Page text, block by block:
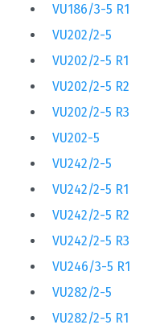
VU186/3-5 R1
VU202/2-5
VU202/2-5 R1
VU202/2-5 R2
VU202/2-5 R3
VU202-5
VU242/2-5
VU242/2-5 R1
VU242/2-5 R2
VU242/2-5 R3
VU246/3-5 R1
VU282/2-5
VU282/2-5 R1